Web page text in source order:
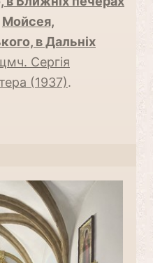
Мойсея,
в Дальніх
Сергія
(1937).